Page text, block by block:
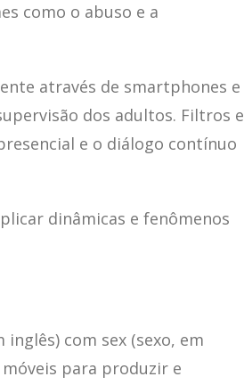
como o abuso e a
através de smartphones e
dos adultos. Filtros e
e o diálogo contínuo
dinâmicas e fenômenos
com sex (sexo, em
para produzir e